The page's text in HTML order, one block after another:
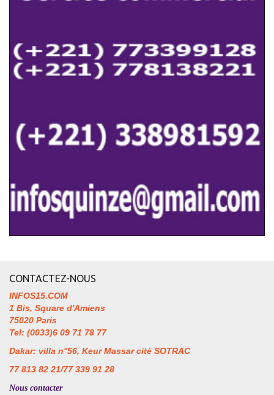
CONTACTEZ-NOUS
INFOS15.COM
1 Bis, Square d'Amiens
75020 Paris
Tel: (0033)6 09 71 78 77
Dakar: villa n°56, Keur Massar cité SOTRAC
77 813 82 21/77 339 91 28
Nous contacter